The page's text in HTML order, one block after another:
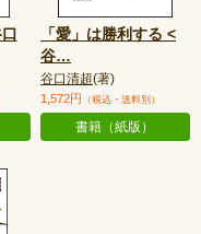
「愛」は勝利する <
谷…
谷口清超(著)
1,572円 （税込・送料別）
書籍（紙版）